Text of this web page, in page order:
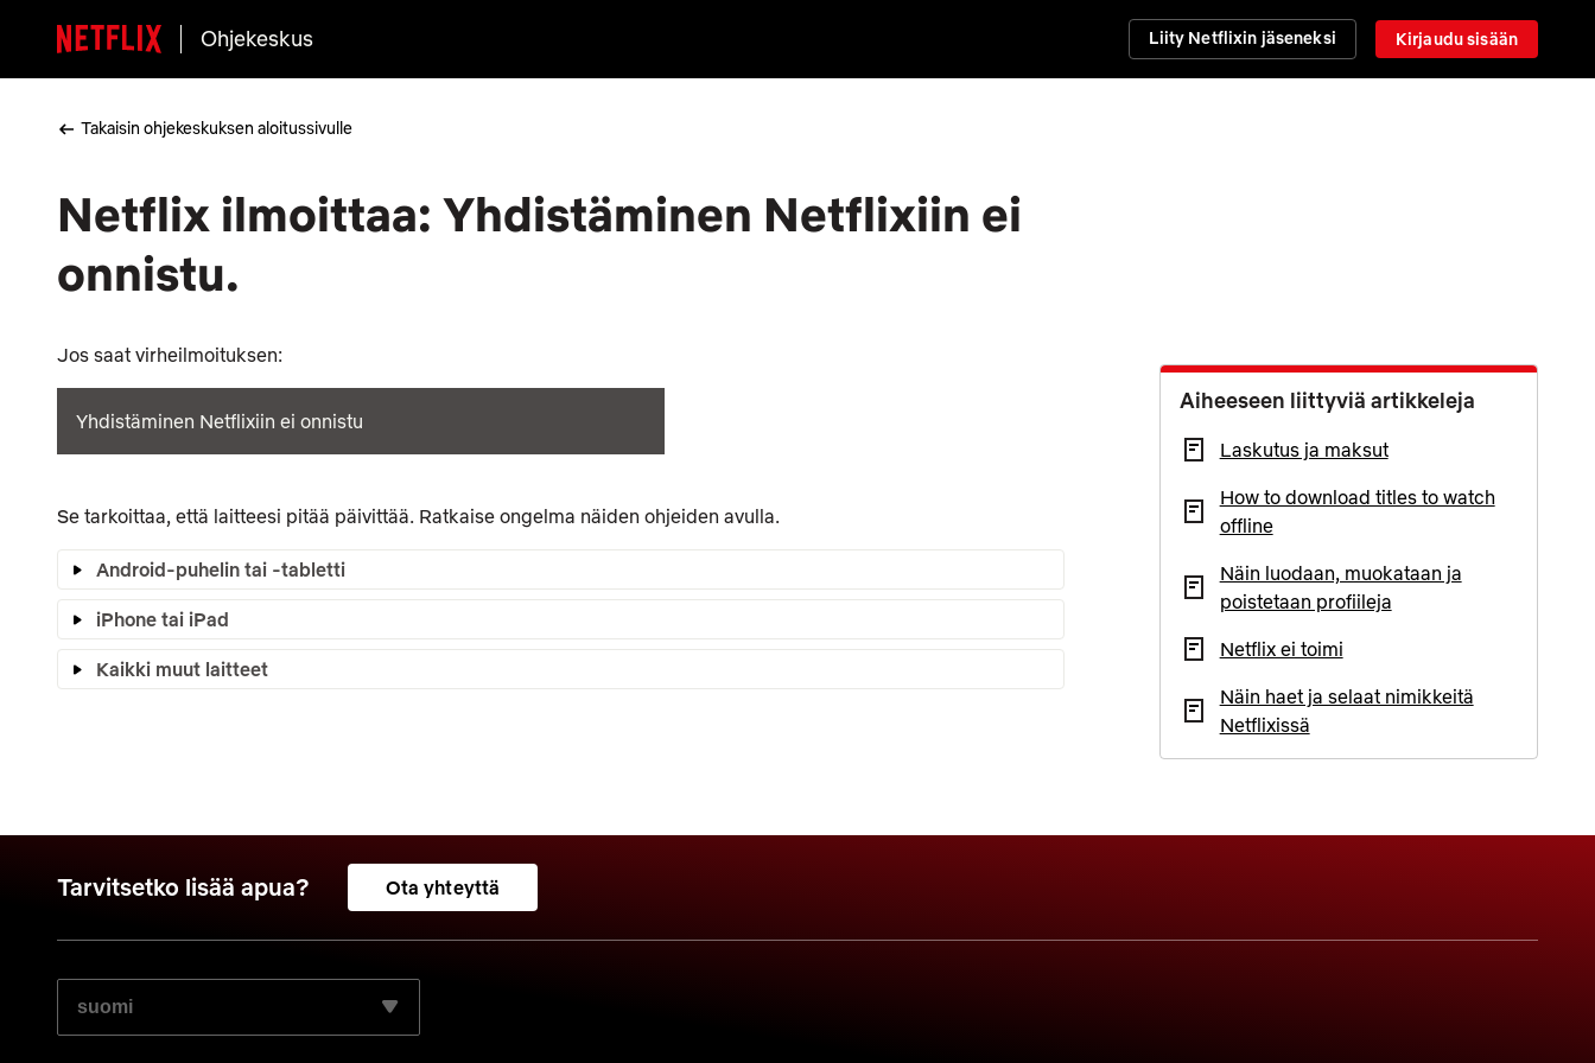
Ohjekeskus Liity Netflixin jäseneksi Kirjaudu sisään
Takaisin ohjekeskuksen aloitussivulle
Netflix ilmoittaa: Yhdistäminen Netflixiin ei
onnistu.
Jos saat virheilmoituksen:
Yhdistäminen Netflixiin ei onnistu
Se tarkoittaa, että laitteesi pitää päivittää. Ratkaise ongelma näiden ohjeiden avulla.
Android-puhelin tai -tabletti
iPhone tai iPad
Kaikki muut laitteet
Aiheeseen liittyviä artikkeleja
Laskutus ja maksut
How to download titles to watch
offline
Näin luodaan, muokataan ja
poistetaan profiileja
Netflix ei toimi
Näin haet ja selaat nimikkeitä
Netflixissä
Tarvitsetko lisää apua? Ota yhteyttä
VALITSE HALUAMASI KIELI: